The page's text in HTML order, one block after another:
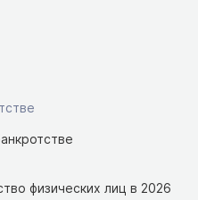
физических лиц в 2026